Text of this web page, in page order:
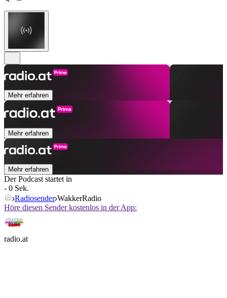
Mehr erfahren
Mehr erfahren
Mehr erfahren
Der Podcast startet in
- 0 Sek.
Radiosender WakkerRadio
Höre diesen Sender kostenlos in der App:
radio.at